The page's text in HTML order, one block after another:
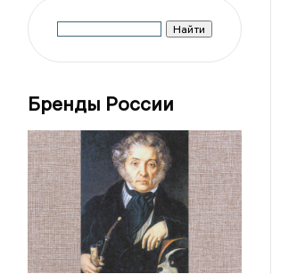
Бренды России